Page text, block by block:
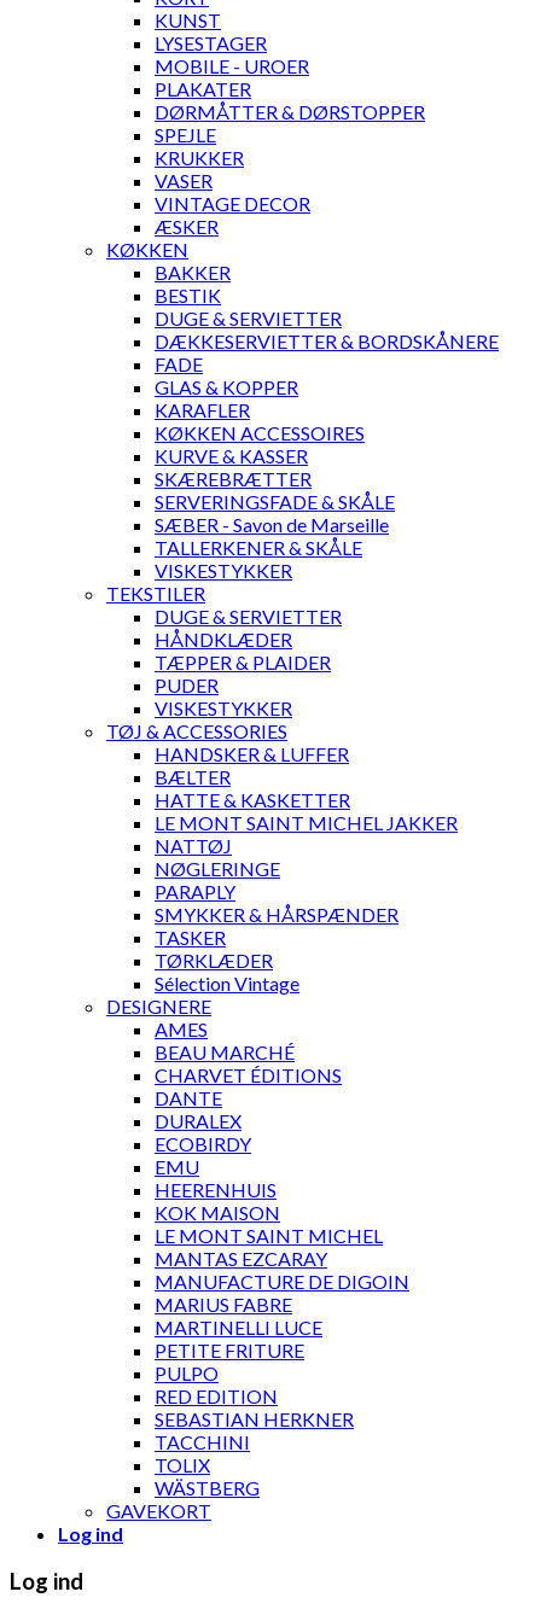
KUNST
LYSESTAGER
MOBILE - UROER
PLAKATER
DØRMÅTTER & DØRSTOPPER
SPEJLE
KRUKKER
VASER
VINTAGE DECOR
ÆSKER
KØKKEN
BAKKER
BESTIK
DUGE & SERVIETTER
DÆKKESERVIETTER & BORDSKÅNERE
FADE
GLAS & KOPPER
KARAFLER
KØKKEN ACCESSOIRES
KURVE & KASSER
SKÆREBRÆTTER
SERVERINGSFADE & SKÅLE
SÆBER - Savon de Marseille
TALLERKENER & SKÅLE
VISKESTYKKER
TEKSTILER
DUGE & SERVIETTER
HÅNDKLÆDER
TÆPPER & PLAIDER
PUDER
VISKESTYKKER
TØJ & ACCESSORIES
HANDSKER & LUFFER
BÆLTER
HATTE & KASKETTER
LE MONT SAINT MICHEL JAKKER
NATTØJ
NØGLERINGE
PARAPLY
SMYKKER & HÅRSPÆNDER
TASKER
TØRKLÆDER
Sélection Vintage
DESIGNERE
AMES
BEAU MARCHÉ
CHARVET ÉDITIONS
DANTE
DURALEX
ECOBIRDY
EMU
HEERENHUIS
KOK MAISON
LE MONT SAINT MICHEL
MANTAS EZCARAY
MANUFACTURE DE DIGOIN
MARIUS FABRE
MARTINELLI LUCE
PETITE FRITURE
PULPO
RED EDITION
SEBASTIAN HERKNER
TACCHINI
TOLIX
WÄSTBERG
GAVEKORT
Log ind
Log ind